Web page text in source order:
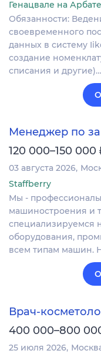
Генацвале на Арбате
Обязанности:
своевременного
данных в систему
создание
списания и другие)…
Менеджер по
120 000–150 000
03 августа 2026
Staffberry
Мы -
машиностроения и
специализируемся
оборудования,
всем типам машин.
Врач-
400 000–800
25 июля 2026